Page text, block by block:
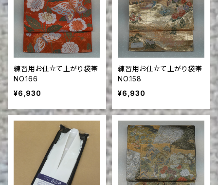
練習用お仕立て上がり袋帯
NO.166
¥6,930
練習用お仕立て上がり袋帯
NO.158
¥6,930